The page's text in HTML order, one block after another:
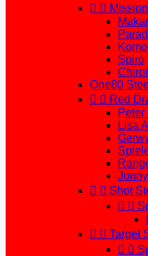
 
Spiro
One80
  Red
Peter
Lisa
  Shot
 
  Target
 